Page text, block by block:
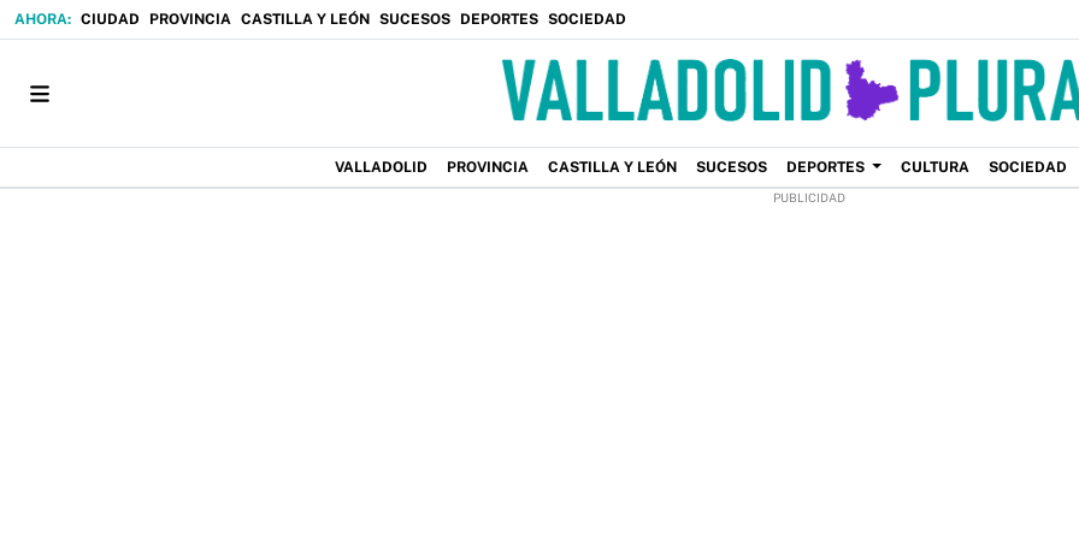
CIUDAD PROVINCIA CASTILLA Y LEÓN SUCESOS DEPORTES SOCIEDAD
VALLADOLID PROVINCIA CASTILLA Y LEÓN SUCESOS DEPORTES CULTURA SOCIEDAD